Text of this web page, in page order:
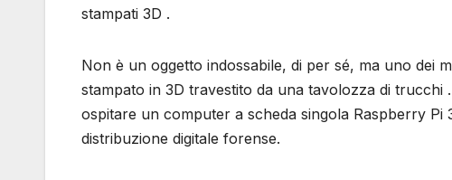
stampati 3D .
Non è un oggetto indossabile, di per sé, ma uno dei
stampato in 3D travestito da una tavolozza di
ospitare un computer a scheda singola Raspberry
distribuzione digitale forense.